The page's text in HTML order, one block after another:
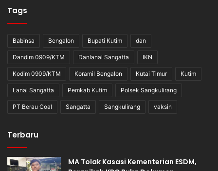
Tags
Babinsa Bengalon Bupati Kutim dan
Dandim 0909/KTM Danlanal Sangatta IKN
Kodim 0909/KTM Koramil Bengalon Kutai Timur Kutim
Lanal Sangatta Pemkab Kutim Polsek Sangkulirang
PT Berau Coal Sangatta Sangkulirang vaksin
Terbaru
MA Tolak Kasasi Kementerian ESDM,